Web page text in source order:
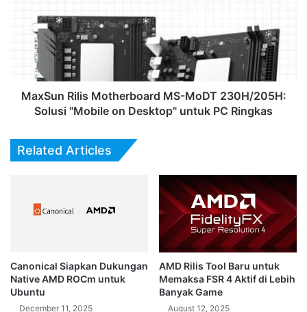
MoDT
230H/205H:
Solusi
"Mobile
Desktop"
Ringkas
MaxSun Rilis Motherboard MS-MoDT 230H/205H:
Solusi "Mobile on Desktop" untuk PC Ringkas
Related Articles
Canonical Siapkan Dukungan
Native AMD ROCm untuk
Ubuntu
December 11, 2025
AMD Rilis Tool Baru untuk
Memaksa FSR 4 Aktif di Lebih
Banyak Game
August 12, 2025